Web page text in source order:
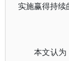
实施赢得持续
本文认